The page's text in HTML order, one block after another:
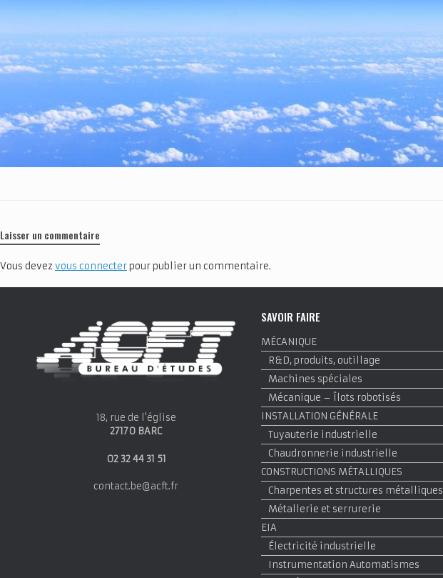
Laisser un commentaire
Vous devezvous connecter pour publier un commentaire.
18, rue de l'église
27170 BARC
02 32 44 31 51
contact.be@acft.fr
SAVOIR FAIRE
MÉCANIQUE
R&D, produits, outillage
Machines spéciales
Mécanique – Îlots robotisés
INSTALLATION GÉNÉRALE
Tuyauterie industrielle
Chaudronnerie industrielle
CONSTRUCTIONS MÉTALLIQUES
Charpentes et structures métalliques
Métallerie et serrurerie
EIA
Électricité industrielle
Instrumentation Automatismes